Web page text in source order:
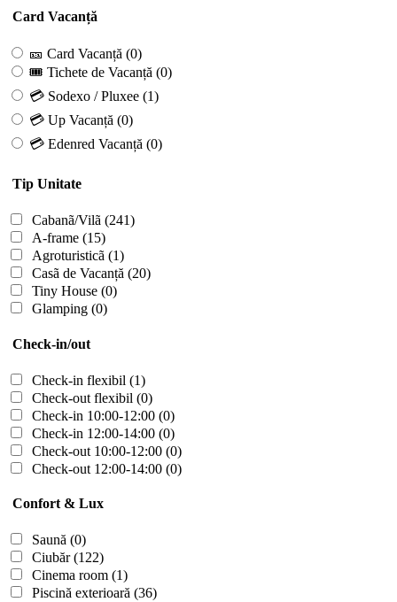
Card Vacanță
🎫 Card Vacanță (0)
🎟 Tichete de Vacanță (0)
💳 Sodexo / Pluxee (1)
💳 Up Vacanță (0)
💳 Edenred Vacanță (0)
Tip Unitate
Cabanã/Vilã (241)
A-frame (15)
Agroturisticã (1)
Casã de Vacanță (20)
Tiny House (0)
Glamping (0)
Check-in/out
Check-in flexibil (1)
Check-out flexibil (0)
Check-in 10:00-12:00 (0)
Check-in 12:00-14:00 (0)
Check-out 10:00-12:00 (0)
Check-out 12:00-14:00 (0)
Confort & Lux
Saună (0)
Ciubăr(122)
Cinema room (1)
Piscină exterioară (36)